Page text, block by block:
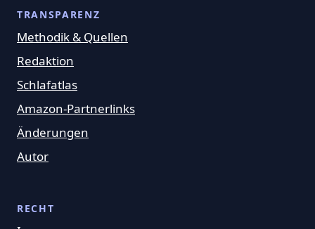
TRANSPARENZ
Methodik & Quellen
Redaktion
Schlafatlas
Amazon-Partnerlinks
Änderungen
Autor
RECHT